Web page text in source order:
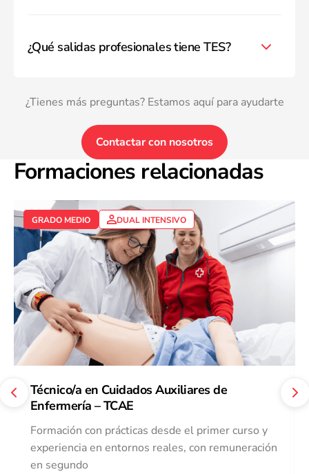
¿Qué salidas profesionales tiene TES?
¿Tienes más preguntas? Estamos aquí para ayudarte
Contactar con nosotros
Formaciones relacionadas
GRADO MEDIO DUAL INTENSIVO
Técnico/a en Cuidados Auxiliares de
Enfermería – TCAE
Formación con prácticas desde el primer curso y
experiencia en entornos reales, con remuneración
en segundo